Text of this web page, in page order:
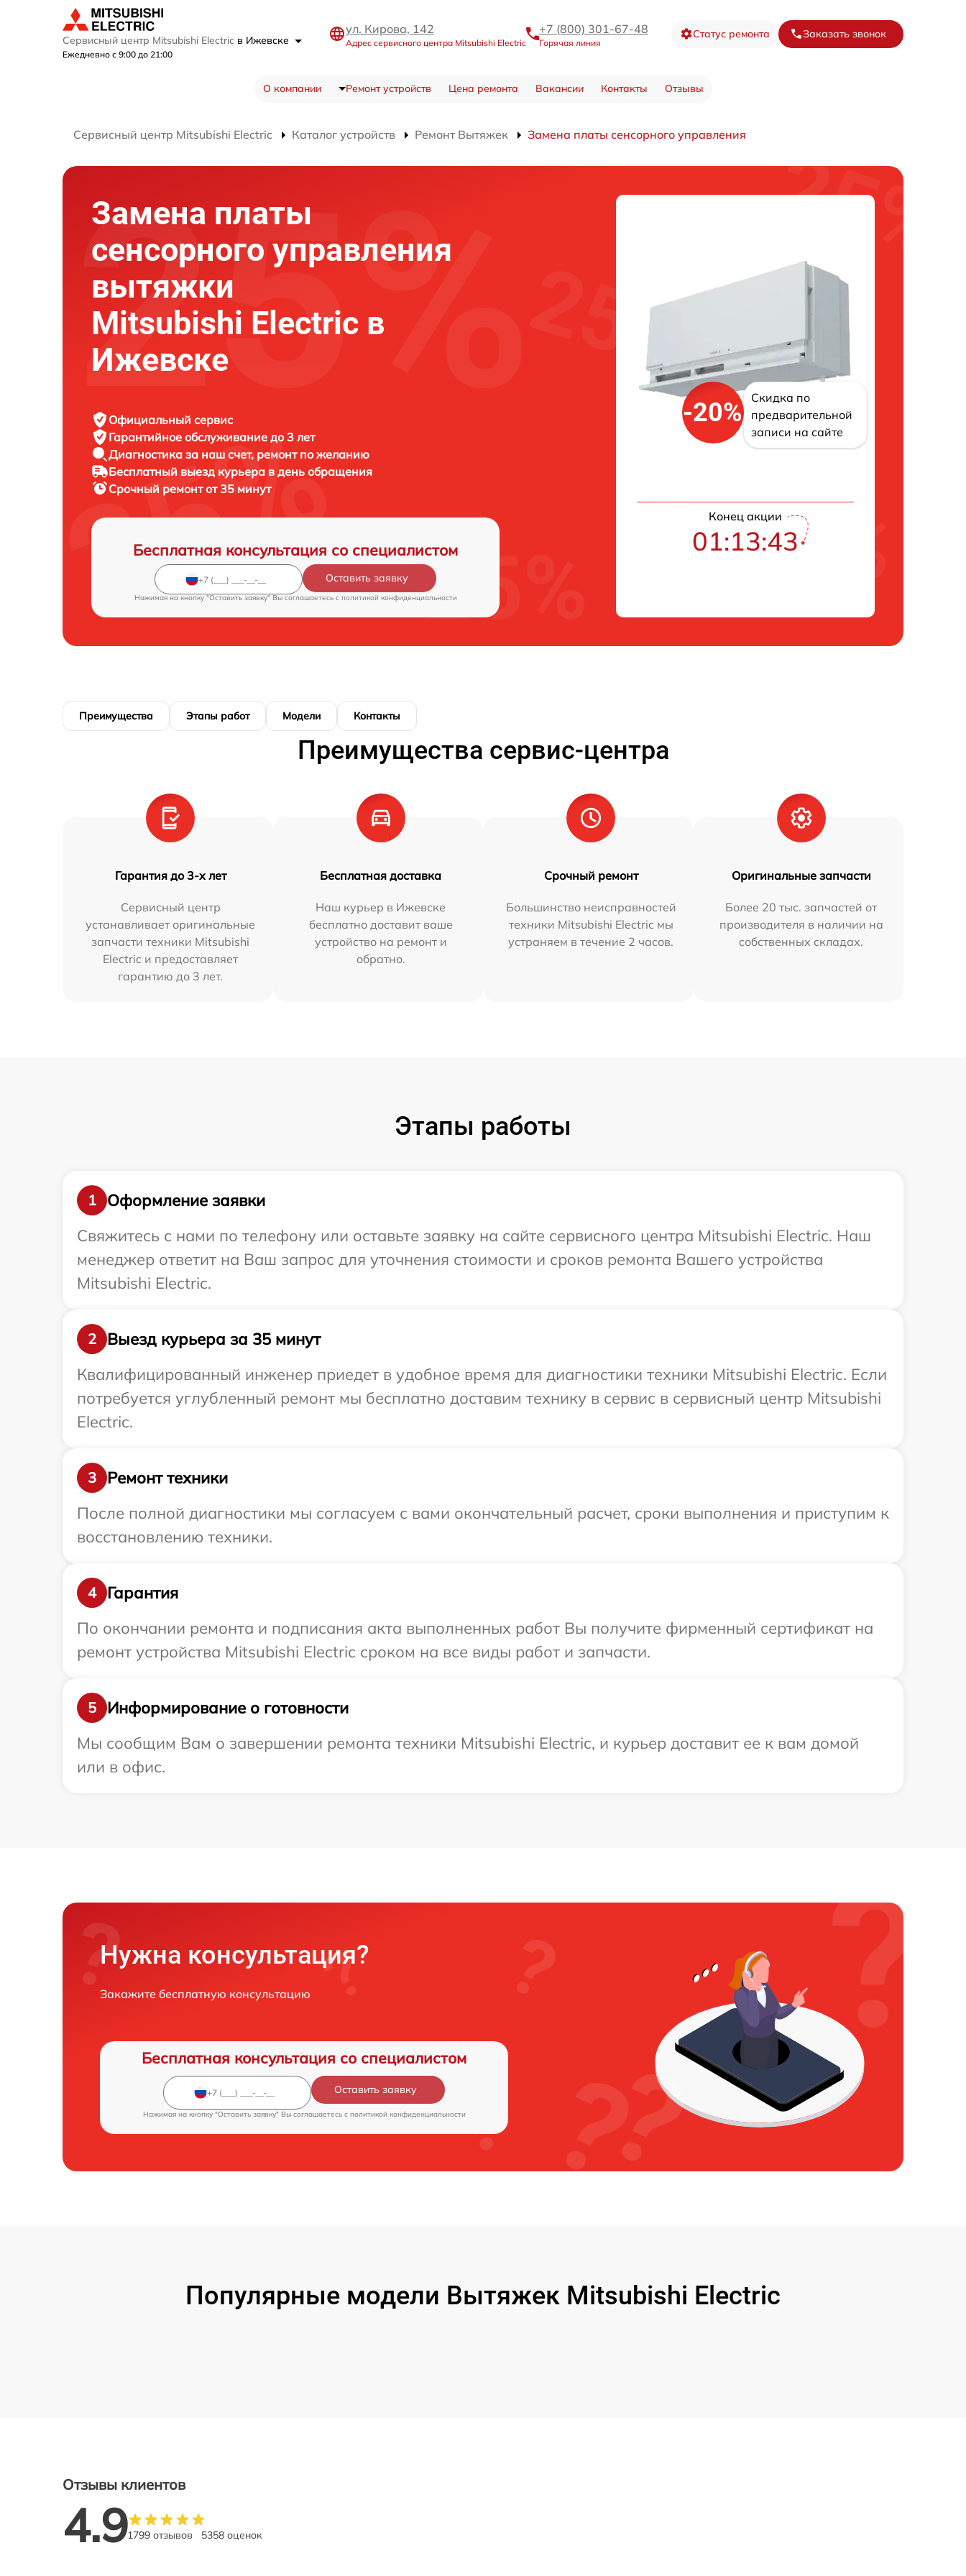
Сервисный центр Mitsubishi Electric в Ижевске
Ежедневно с 9:00 до 21:00
ул. Кирова, 142
Адрес сервисного центра Mitsubishi Electric
+7 (800) 301-67-48
Горячая линия
Статус ремонта Заказать звонок
О компании Ремонт устройств Цена ремонта Вакансии Контакты Отзывы
Сервисный центр Mitsubishi Electric Каталог устройств Ремонт Вытяжек Замена платы сенсорного управления
Замена платы
сенсорного управления
вытяжки
Mitsubishi Electric в
Ижевске
Официальный сервис
Гарантийное обслуживание до 3 лет
Диагностика за наш счет, ремонт по желанию
Бесплатный выезд курьера в день обращения
Срочный ремонтот 35 минут
Бесплатная консультация со специалистом
Оставить заявку
Нажимая на кнопку "Оставить заявку" Вы соглашаетесь c политикой конфиденциальности
-20%
Скидка по
предварительной
записи на сайте
Конец акции
01:13:42
Преимущества Этапы работ Модели Контакты
Преимущества сервис-центра
Гарантия до 3-х лет
Сервисный центр
устанавливает оригинальные
запчасти техники Mitsubishi
Electric и предоставляет
гарантию до 3 лет.
Бесплатная доставка
Наш курьер в Ижевске
бесплатно доставит ваше
устройство на ремонт и
обратно.
Срочный ремонт
Большинство неисправностей
техники Mitsubishi Electric мы
устраняем в течение 2 часов.
Оригинальные запчасти
Более 20 тыс. запчастей от
производителя в наличии на
собственных складах.
Этапы работы
1
Оформление заявки
Свяжитесь с нами по телефону или оставьте заявку на сайте сервисного центра Mitsubishi Electric. Наш
менеджер ответит на Ваш запрос для уточнения стоимости и сроков ремонта Вашего устройства
Mitsubishi Electric.
2
Выезд курьера за 35 минут
Квалифицированный инженер приедет в удобное время для диагностики техники Mitsubishi Electric. Если
потребуется углубленный ремонт мы бесплатно доставим технику в сервис в сервисный центр Mitsubishi
Electric.
3
Ремонт техники
После полной диагностики мы согласуем с вами окончательный расчет, сроки выполнения и приступим к
восстановлению техники.
4
Гарантия
По окончании ремонта и подписания акта выполненных работ Вы получите фирменный сертификат на
ремонт устройства Mitsubishi Electric сроком на все виды работ и запчасти.
5
Информирование о готовности
Мы сообщим Вам о завершении ремонта техники Mitsubishi Electric, и курьер доставит ее к вам домой
или в офис.
Нужна консультация?
Закажите бесплатную консультацию
Бесплатная консультация со специалистом
Оставить заявку
Нажимая на кнопку "Оставить заявку" Вы соглашаетесь c политикой конфиденциальности
Популярные модели Вытяжек Mitsubishi Electric
Отзывы клиентов
4.91799 отзывов 5358 оценок